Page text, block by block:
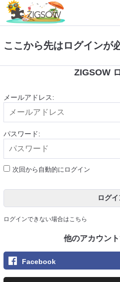
ここから先はログインが
ZIGSOW
メールアドレス:
パスワード:
次回から自動的にログイン
ログ
ログインできない場合はこちら
他のアカウン
Facebook